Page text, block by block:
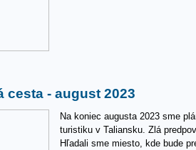
cesta - august 2023
Na koniec augusta 2023 sme
turistiku v Taliansku. Zlá
Hľadali sme miesto, kde bude